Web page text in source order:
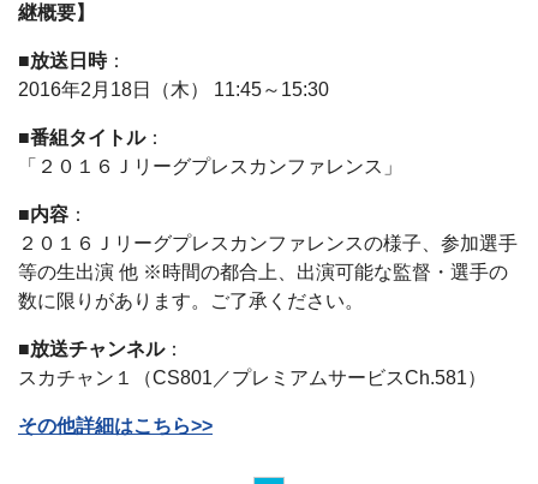
継概要】
■放送日時：
2016年2月18日（木） 11:45～15:30
■番組タイトル：
「２０１６Ｊリーグプレスカンファレンス」
■内容 ：
２０１６Ｊリーグプレスカンファレンスの様子、参加選手
等の生出演 他 ※時間の都合上、出演可能な監督・選手の
数に限りがあります。ご了承ください。
■放送チャンネル：
スカチャン１（CS801／プレミアムサービスCh.581）
その他詳細はこちら>>